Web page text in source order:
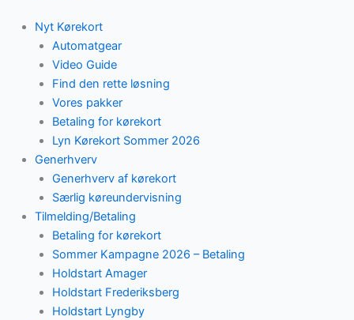
Nyt Kørekort
Automatgear
Video Guide
Find den rette løsning
Vores pakker
Betaling for kørekort
Lyn Kørekort Sommer 2026
Generhverv
Generhverv af kørekort
Særlig køreundervisning
Tilmelding/Betaling
Betaling for kørekort
Sommer Kampagne 2026 – Betaling
Holdstart Amager
Holdstart Frederiksberg
Holdstart Lyngby